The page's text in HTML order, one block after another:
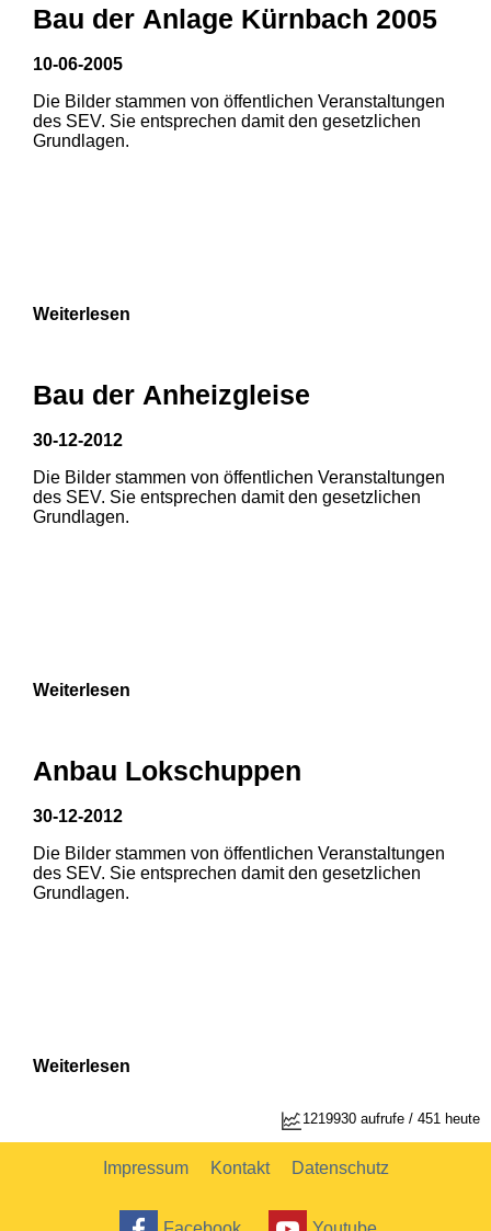
1 2
1 2
Bau der Anlage Kürnbach 2005
10-06-2005
Die Bilder stammen von öffentlichen Veranstaltungen
des SEV. Sie entsprechen damit den gesetzlichen
Grundlagen.
Weiterlesen
Bau der Anheizgleise
30-12-2012
Die Bilder stammen von öffentlichen Veranstaltungen
des SEV. Sie entsprechen damit den gesetzlichen
Grundlagen.
Weiterlesen
Anbau Lokschuppen
30-12-2012
Die Bilder stammen von öffentlichen Veranstaltungen
des SEV. Sie entsprechen damit den gesetzlichen
Grundlagen.
Weiterlesen
1219930 aufrufe / 451 heute
Impressum Kontakt Datenschutz